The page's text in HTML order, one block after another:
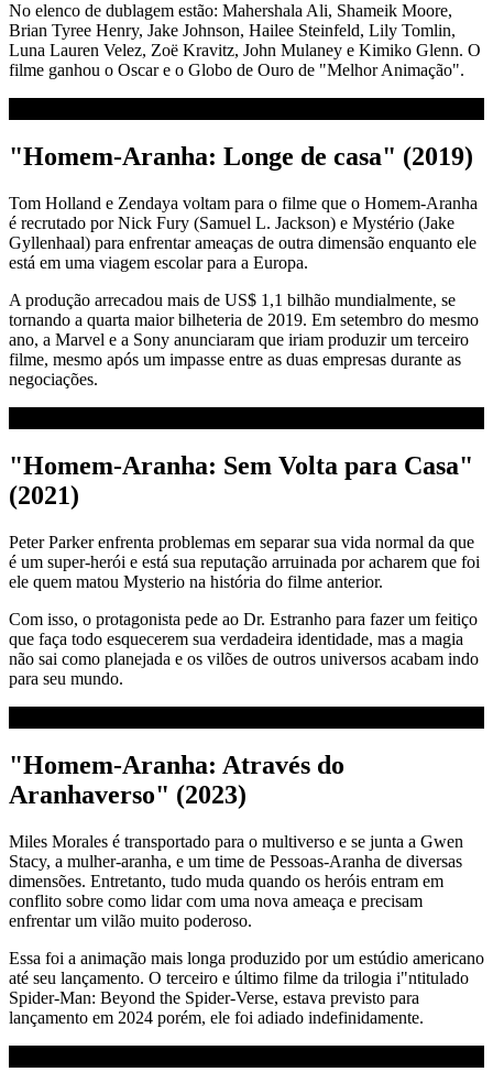
No elenco de dublagem estão: Mahershala Ali, Shameik Moore,
Brian Tyree Henry, Jake Johnson, Hailee Steinfeld, Lily Tomlin,
Luna Lauren Velez, Zoë Kravitz, John Mulaney e Kimiko Glenn. O
filme ganhou o Oscar e o Globo de Ouro de "Melhor Animação".
"Homem-Aranha: Longe de casa" (2019)
Tom Holland e Zendaya voltam para o filme que o Homem-Aranha
é recrutado por Nick Fury (Samuel L. Jackson) e Mystério (Jake
Gyllenhaal) para enfrentar ameaças de outra dimensão enquanto ele
está em uma viagem escolar para a Europa.
A produção arrecadou mais de US$ 1,1 bilhão mundialmente, se
tornando a quarta maior bilheteria de 2019. Em setembro do mesmo
ano, a Marvel e a Sony anunciaram que iriam produzir um terceiro
filme, mesmo após um impasse entre as duas empresas durante as
negociações.
"Homem-Aranha: Sem Volta para Casa"
(2021)
Peter Parker enfrenta problemas em separar sua vida normal da que
é um super-herói e está sua reputação arruinada por acharem que foi
ele quem matou Mysterio na história do filme anterior.
Com isso, o protagonista pede ao Dr. Estranho para fazer um feitiço
que faça todo esquecerem sua verdadeira identidade, mas a magia
não sai como planejada e os vilões de outros universos acabam indo
para seu mundo.
"Homem-Aranha: Através do
Aranhaverso" (2023)
Miles Morales é transportado para o multiverso e se junta a Gwen
Stacy, a mulher-aranha, e um time de Pessoas-Aranha de diversas
dimensões. Entretanto, tudo muda quando os heróis entram em
conflito sobre como lidar com uma nova ameaça e precisam
enfrentar um vilão muito poderoso.
Essa foi a animação mais longa produzido por um estúdio americano
até seu lançamento. O terceiro e último filme da trilogia i"ntitulado
Spider-Man: Beyond the Spider-Verse, estava previsto para
lançamento em 2024 porém, ele foi adiado indefinidamente.